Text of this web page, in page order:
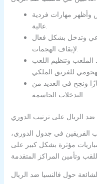
وأظهر مهارات فردية
عالية.
وتدخل بشكل فعال
لإيقاف الهجمات.
وتنظيم اللعب
ونجح في العديد من
التدخلات الحاسمة.
ضد الريال على ترتيب الدوري
الفريقين في جدول الدوري،
مؤثرة بشكل كبير على
حول فالنسيا ضد الريال